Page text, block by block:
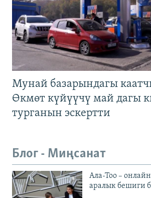
Мунай базарындагы
Өкмөт күйүүчү май дагы
турганын эскертти
Блог - Миңсанат
Ала-Тоо –
аралык бешиги